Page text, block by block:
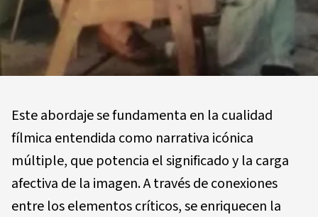
Este abordaje se fundamenta en la cualidad
fílmica entendida como narrativa icónica
múltiple, que potencia el significado y la carga
afectiva de la imagen. A través de conexiones
entre los elementos críticos, se enriquecen la